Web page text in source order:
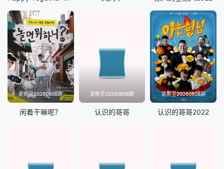
更新至20260808期
闲着干嘛呢？
更新至20260808期
认识的哥哥
更新至20260808期
认识的哥哥2022